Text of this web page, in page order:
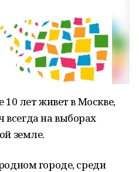
лет живет в Москве,
на выборах
земле.
городе, среди